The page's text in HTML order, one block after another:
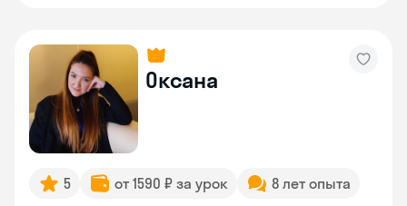
Оксана
5 от 1590 ₽ за урок 8 лет опыта